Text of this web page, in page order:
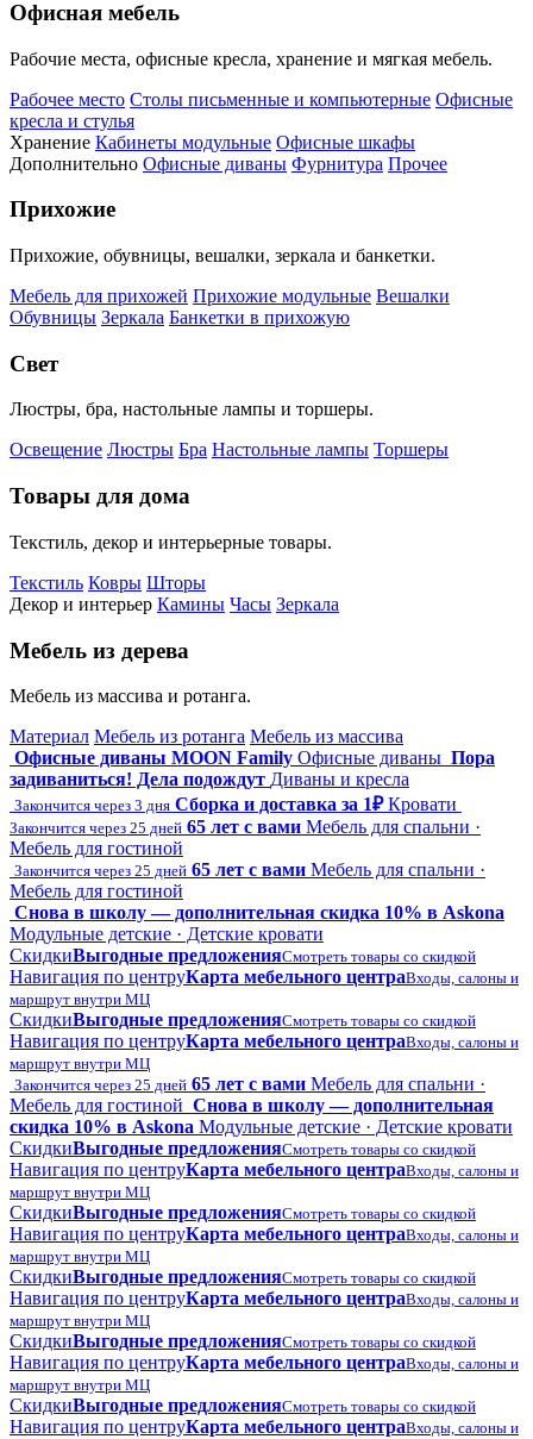
Офисная мебель
Рабочие места, офисные кресла, хранение и мягкая мебель.
Рабочее место Столы письменные и компьютерные Офисные
кресла и стулья
Хранение Кабинеты модульные Офисные шкафы
Дополнительно Офисные диваны Фурнитура Прочее
Прихожие
Прихожие, обувницы, вешалки, зеркала и банкетки.
Мебель для прихожей Прихожие модульные Вешалки
Обувницы Зеркала Банкетки в прихожую
Свет
Люстры, бра, настольные лампы и торшеры.
Освещение Люстры Бра Настольные лампы Торшеры
Товары для дома
Текстиль, декор и интерьерные товары.
Текстиль Ковры Шторы
Декор и интерьер Камины Часы Зеркала
Мебель из дерева
Мебель из массива и ротанга.
Материал Мебель из ротанга Мебель из массива
Офисные диваны MOON Family Офисные диваны Пора
задиваниться! Дела подождут Диваны и кресла
Закончится через 3 дня Сборка и доставка за 1₽ Кровати
Закончится через 25 дней 65 лет с вами Мебель для спальни ·
Мебель для гостиной
Закончится через 25 дней 65 лет с вами Мебель для спальни ·
Мебель для гостиной
Снова в школу — дополнительная скидка 10% в Askona
Модульные детские · Детские кровати
СкидкиВыгодные предложенияСмотреть товары со скидкой
Навигация по центруКарта мебельного центраВходы, салоны и
маршрут внутри МЦ
СкидкиВыгодные предложенияСмотреть товары со скидкой
Навигация по центруКарта мебельного центраВходы, салоны и
маршрут внутри МЦ
Закончится через 25 дней 65 лет с вами Мебель для спальни ·
Мебель для гостиной Снова в школу — дополнительная
скидка 10% в Askona Модульные детские · Детские кровати
СкидкиВыгодные предложенияСмотреть товары со скидкой
Навигация по центруКарта мебельного центраВходы, салоны и
маршрут внутри МЦ
СкидкиВыгодные предложенияСмотреть товары со скидкой
Навигация по центруКарта мебельного центраВходы, салоны и
маршрут внутри МЦ
СкидкиВыгодные предложенияСмотреть товары со скидкой
Навигация по центруКарта мебельного центраВходы, салоны и
маршрут внутри МЦ
СкидкиВыгодные предложенияСмотреть товары со скидкой
Навигация по центруКарта мебельного центраВходы, салоны и
маршрут внутри МЦ
СкидкиВыгодные предложенияСмотреть товары со скидкой
Навигация по центруКарта мебельного центраВходы, салоны и